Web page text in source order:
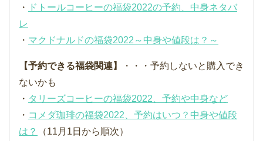
・
ドトールコーヒーの福袋2022の予約、中身ネタバ
レ
・ マクドナルドの福袋2022～中身や値段は？～
【予約できる福袋関連】
・・・予約しないと購入でき
ないかも
・ タリーズコーヒーの福袋2022、予約や中身など
・ コメダ珈琲の福袋2022、予約はいつ？中身や値段
は？
（11月1日から順次）